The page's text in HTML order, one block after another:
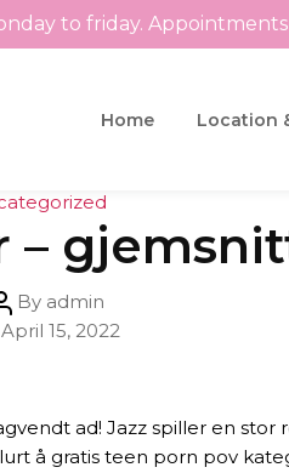
to friday.
Home Location
Categories
By admin
April 15, 2022
ad! Jazz spiller en
å gratis teen porn pov